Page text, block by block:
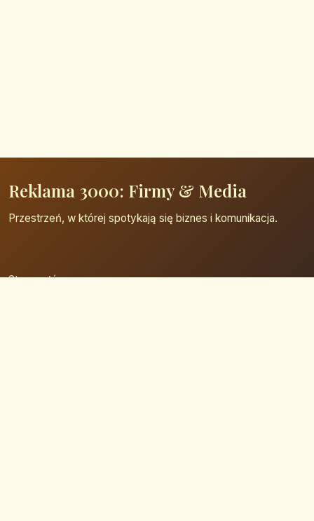
Reklama 3000: Firmy & Media
Przestrzeń, w której spotykają się biznes i komunikacja.
Strona główna